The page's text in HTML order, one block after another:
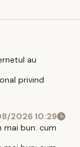
au
privind
2026 10:29
mai bun: cum